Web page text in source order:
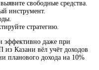
свободные средства.
инструмент.
стратегию.
эффективно даже при
Казани вёл учёт доходов
планового дохода на 10%